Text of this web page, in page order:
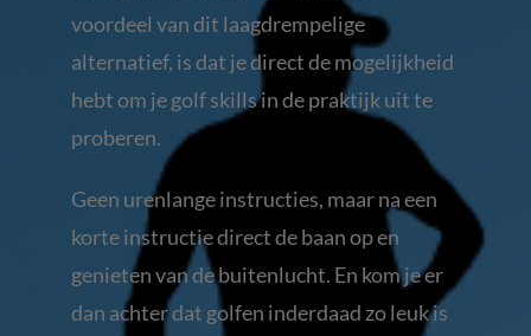
voordeel van dit laagdrempelige
alternatief, is dat je direct de mogelijkheid
hebt om je golf skills in de praktijk uit te
proberen.
Geen urenlange instructies, maar na een
korte instructie direct de baan op en
genieten van de buitenlucht. En kom je er
dan achter dat golfen inderdaad zo leuk is